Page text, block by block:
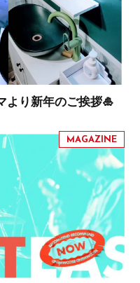
り新年のご挨拶🎍